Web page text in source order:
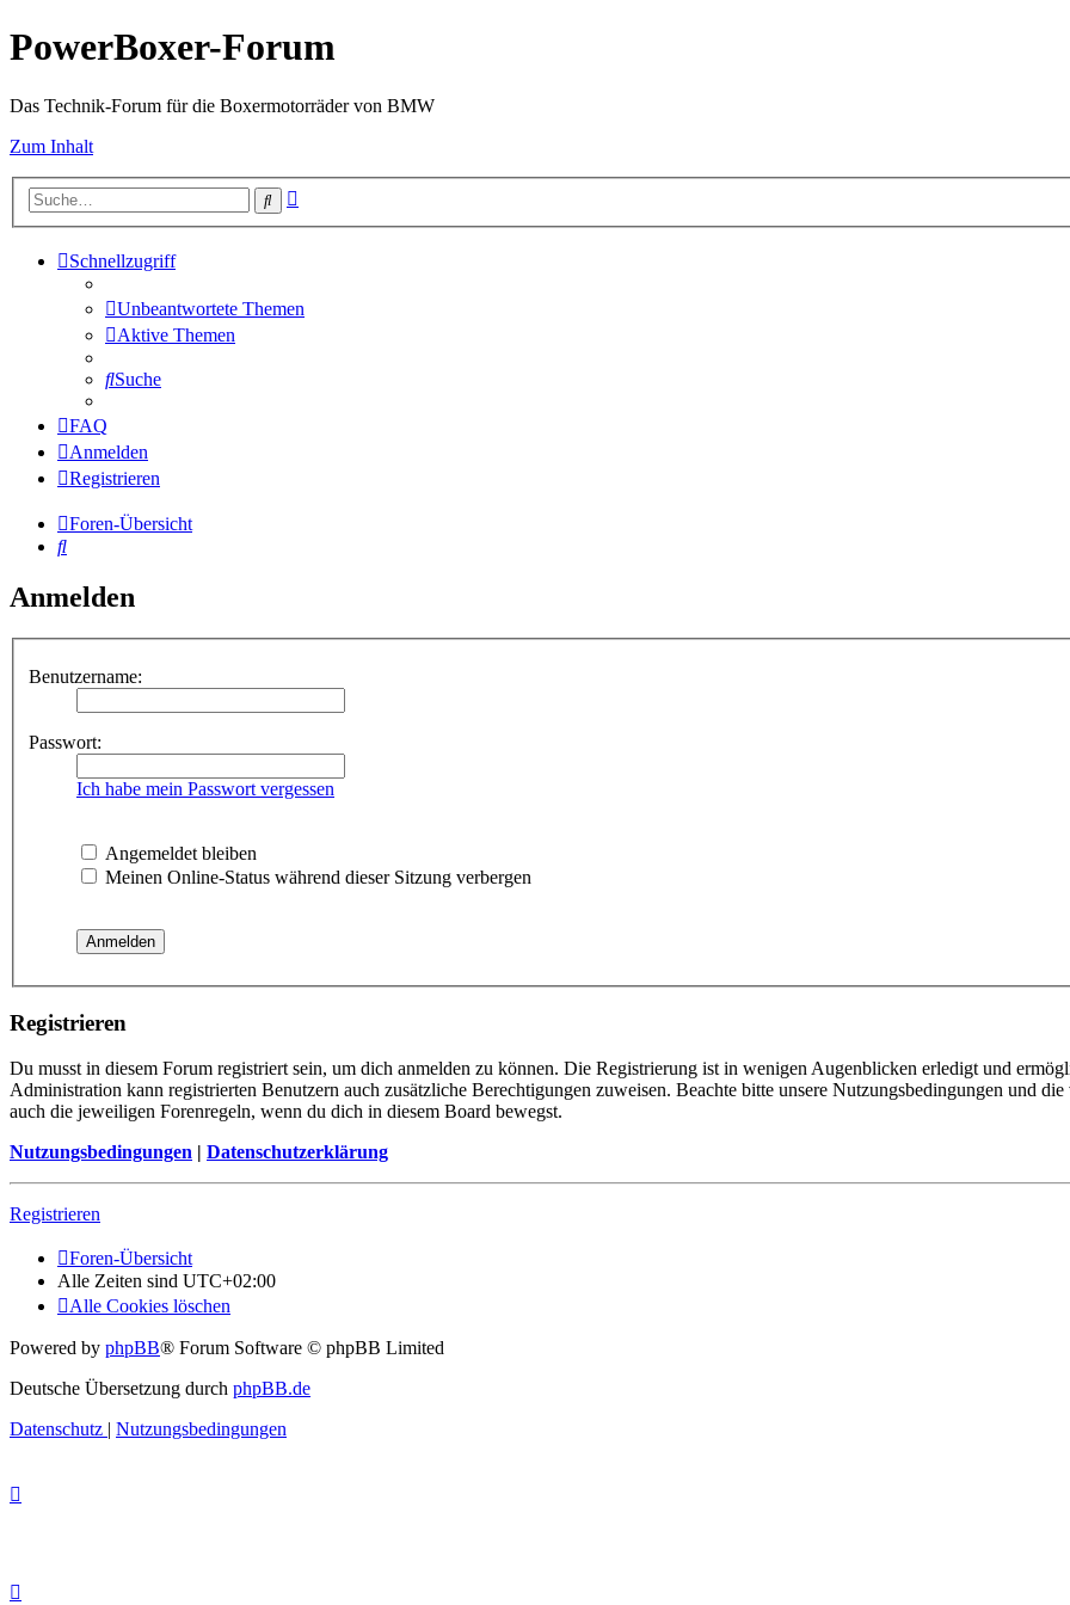
PowerBoxer-Forum
Das Technik-Forum für die Boxermotorräder von BMW
Zum Inhalt
Suche
Schnellzugriff
Unbeantwortete Themen
Aktive Themen
Suche
FAQ
Anmelden
Registrieren
Foren-Übersicht
Suche
Anmelden
Benutzername:
Passwort:
Ich habe mein Passwort vergessen
Angemeldet bleiben
Meinen Online-Status während dieser Sitzung verbergen
Registrieren
Du musst in diesem Forum registriert sein, um dich anmelden zu können. Die Registrierung ist in wenigen Augenblicken erledigt und
Administration kann registrierten Benutzern auch zusätzliche Berechtigungen zuweisen. Beachte bitte unsere Nutzungsbedingungen und
auch die jeweiligen Forenregeln, wenn du dich in diesem Board bewegst.
Nutzungsbedingungen | Datenschutzerklärung
Registrieren
Foren-Übersicht
Alle Zeiten sind UTC+02:00
Alle Cookies löschen
Powered by phpBB® Forum Software © phpBB Limited
Deutsche Übersetzung durch phpBB.de
Datenschutz | Nutzungsbedingungen